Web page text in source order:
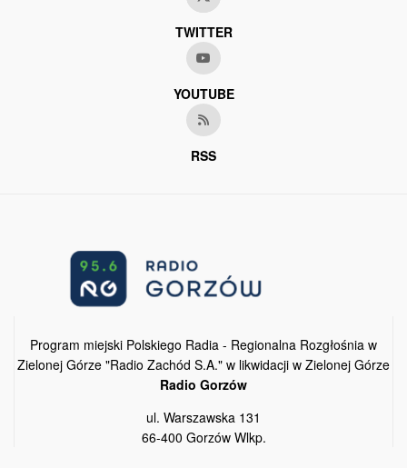
TWITTER
YOUTUBE
RSS
Program miejski Polskiego Radia - Regionalna Rozgłośnia w
Zielonej Górze "Radio Zachód S.A." w likwidacji w Zielonej Górze
Radio Gorzów
ul. Warszawska 131
66-400 Gorzów Wlkp.